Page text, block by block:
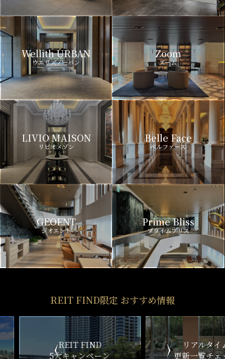
Wellith URBAN
ウエリスアーバン
Zoom
ズーム
LIVIO MAISON
リビオメゾン
Belle Face
ベルファース
GEOENT
ジオエント
Prime Bliss
プライムブリス
REIT FIND限定 おすすめ情報
ン
リアルタイム
更新一覧チェック
新